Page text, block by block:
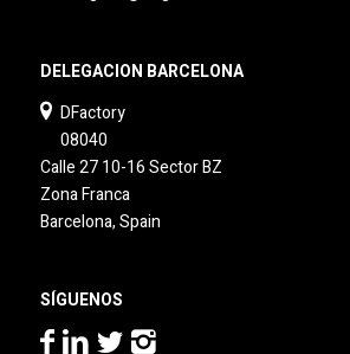
DELEGACION BARCELONA
DFactory
08040
Calle 27 10-16 Sector BZ
Zona Franca
Barcelona, Spain
SÍGUENOS